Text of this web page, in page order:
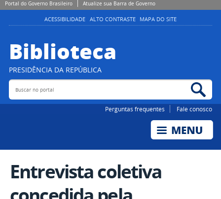
Portal do Governo Brasileiro Atualize sua Barra de Governo
ACESSIBILIDADE ALTO CONTRASTE MAPA DO SITE
Biblioteca
PRESIDÊNCIA DA REPÚBLICA
Buscar no portal
Perguntas frequentes Fale conosco
Entrevista coletiva